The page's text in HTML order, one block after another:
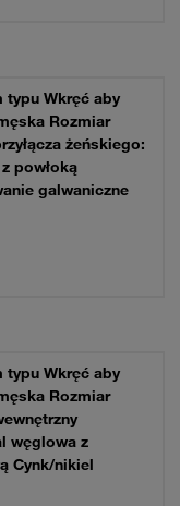
typu Wkręć aby
Rozmiar
żeńskiego:
powłoką
galwaniczne
typu Wkręć aby
Rozmiar
węglowa z
Cynk/nikiel